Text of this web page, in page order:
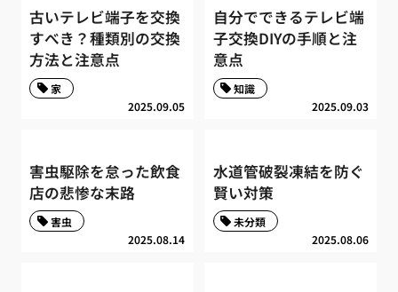
古いテレビ端子を交換
すべき？種類別の交換
方法と注意点
2025.09.05
家
自分でできるテレビ端
子交換DIYの手順と注
意点
2025.09.03
知識
害虫駆除を怠った飲食
店の悲惨な末路
2025.08.14
害虫
水道管破裂凍結を防ぐ
賢い対策
2025.08.06
未分類